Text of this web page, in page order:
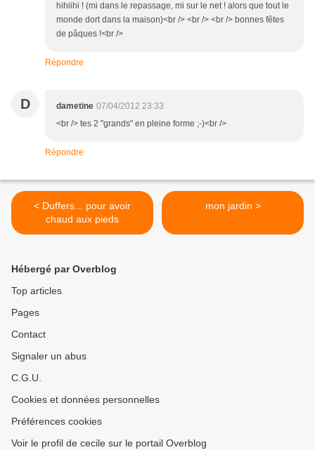
hihiihi ! (mi dans le repassage, mi sur le net ! alors que tout le
monde dort dans la maison)<br /> <br /> <br /> bonnes fêtes
de pâques !<br />
Répondre
D dametine 07/04/2012 23:33
<br /> tes 2 "grands" en pleine forme ;-)<br />
Répondre
< Duffers... pour avoir
chaud aux pieds
mon jardin >
Hébergé par Overblog
Top articles
Pages
Contact
Signaler un abus
C.G.U.
Cookies et données personnelles
Préférences cookies
Voir le profil de cecile sur le portail Overblog